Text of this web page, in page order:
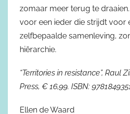
zomaar meer terug te
voor een ieder die strijdt voor
zelfbepaalde samenleving,
hiërarchie.
“Territories in resistance”, Raul
Press, € 16,99. ISBN:
Ellen de Waard